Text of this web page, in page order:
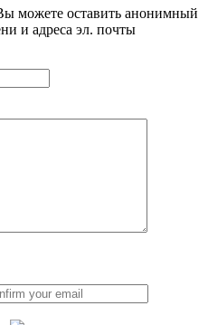
можете оставить анонимный
и адреса эл. почты